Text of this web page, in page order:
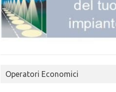
Operatori Economici